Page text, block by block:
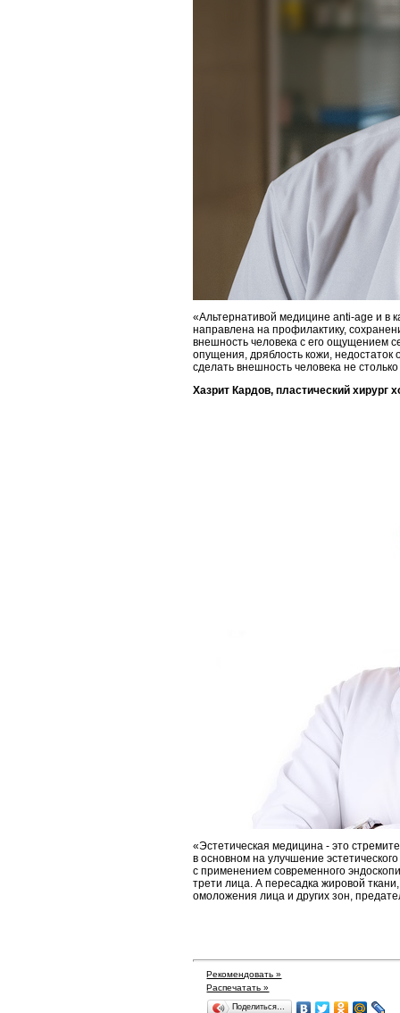
«Альтернативой медицине anti-age и в
направлена на профилактику,
внешность человека с его ощущением
опущения, дряблость кожи,
сделать внешность человека не
Хазрит Кардов, пластический хирург
«Эстетическая медицина - это
в основном на улучшение
с применением современного
трети лица. А пересадка жировой
омоложения лица и других зон,
Рекомендовать »
Распечатать »
Поделиться…